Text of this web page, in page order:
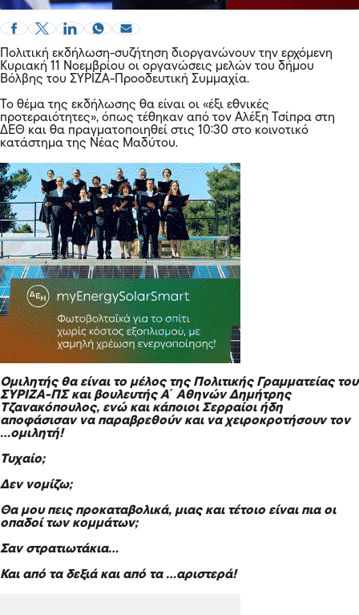
Πολιτική εκδήλωση-συζήτηση διοργανώνουν την ερχόμενη
Κυριακή 11 Νοεμβρίου οι οργανώσεις μελών του δήμου
Βόλβης του ΣΥΡΙΖΑ-Προοδευτική Συμμαχία.
Το θέμα της εκδήλωσης θα είναι οι «έξι εθνικές
προτεραιότητες», όπως τέθηκαν από τον Αλέξη Τσίπρα στη
ΔΕΘ και θα πραγματοποιηθεί στις 10:30 στο κοινοτικό
κατάστημα της Νέας Μαδύτου.
Ομιλητής θα είναι το μέλος της Πολιτικής Γραμματείας του
ΣΥΡΙΖΑ-ΠΣ και βουλευτής Α΄ Αθηνών Δημήτρης
Τζανακόπουλος, ενώ και κάποιοι Σερραίοι ήδη
αποφάσισαν να παραβρεθούν και να χειροκροτήσουν τον
…ομιλητή!
Τυχαίο;
Δεν νομίζω;
Θα μου πεις προκαταβολικά, μιας και τέτοιο είναι πια οι
οπαδοί των κομμάτων;
Σαν στρατιωτάκια…
Και από τα δεξιά και από τα …αριστερά!